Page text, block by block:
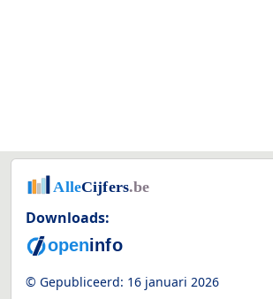
Downloads:
© Gepubliceerd: 16 januari 2026